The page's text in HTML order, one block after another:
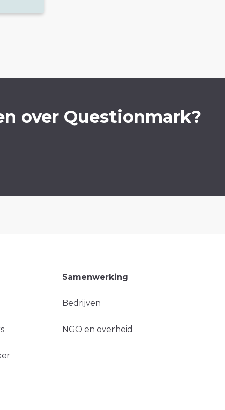
over Questionmark?
Samenwerking
Bedrijven
NGO en overheid